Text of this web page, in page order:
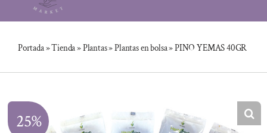
Portada»Tienda»Plantas»Plantas en bolsa»PINO YEMAS 40GR
25%